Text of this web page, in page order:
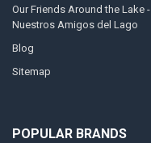
Our Friends Around the Lake -
Nuestros Amigos del Lago
Blog
Sitemap
POPULAR BRANDS